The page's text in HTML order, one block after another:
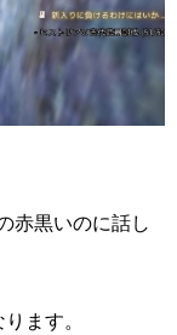
赤黒いのに話し
ます。